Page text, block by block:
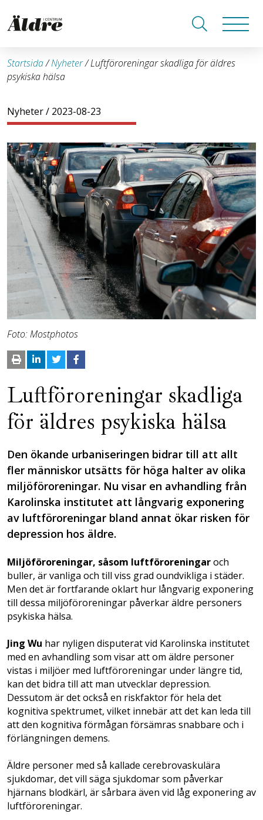
Startsida/Nyheter/Luftföroreningar skadliga för äldres
psykiska hälsa
Nyheter/ 2023-08-23
Foto: Mostphotos
Luftföroreningar skadliga
för äldres psykiska hälsa
Den ökande urbaniseringen bidrar till att allt
fler människor utsätts för höga halter av olika
miljöföroreningar. Nu visar en avhandling från
Karolinska institutet att långvarig exponering
av luftföroreningar bland annat ökar risken för
depression hos äldre.
Miljöföroreningar, såsom luftföroreningaroch
buller, är vanliga och till viss grad oundvikliga i städer.
Men det är fortfarande oklart hur långvarig exponering
till dessa miljöföroreningar påverkar äldre personers
psykiska hälsa.
Jing Wu har nyligen disputerat vid Karolinska institutet
med en avhandling som visar att om äldre personer
vistas i miljöer med luftföroreningar under längre tid,
kan det bidra till att man utvecklar depression.
Dessutom är det också en riskfaktor för hela det
kognitiva spektrumet, vilket innebär att det kan leda till
att den kognitiva förmågan försämras snabbare och i
förlängningen demens.
Äldre personer med så kallade cerebrovaskulära
sjukdomar, det vill säga sjukdomar som påverkar
hjärnans blodkärl, är sårbara även vid låg exponering av
luftföroreningar.